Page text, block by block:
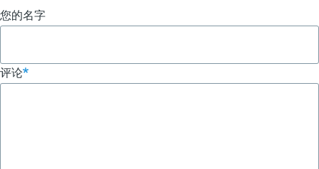
您的名字
评论